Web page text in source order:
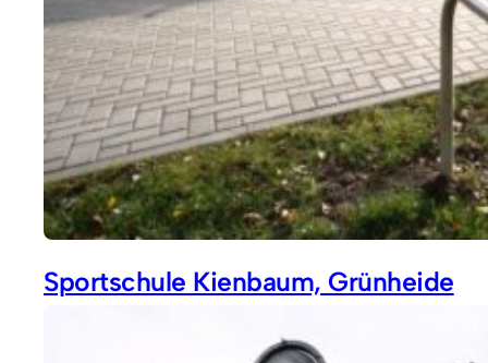
Sportschule Kienbaum, Grünheide